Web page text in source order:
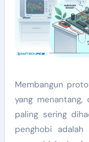
Membangun prototipe elektronik adalah proses
yang menantang,
paling sering
penghobi